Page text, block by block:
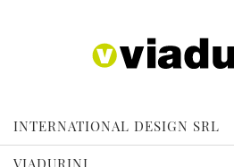
INTERNATIONAL DESIGN SRL